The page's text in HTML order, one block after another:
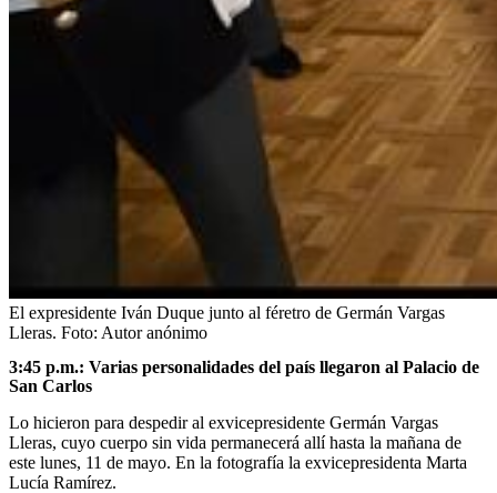
El expresidente Iván Duque junto al féretro de Germán Vargas
Lleras. Foto: Autor anónimo
3:45 p.m.: Varias personalidades del país llegaron al Palacio de
San Carlos
Lo hicieron para despedir al exvicepresidente Germán Vargas
Lleras, cuyo cuerpo sin vida permanecerá allí hasta la mañana de
este lunes, 11 de mayo. En la fotografía la exvicepresidenta Marta
Lucía Ramírez.